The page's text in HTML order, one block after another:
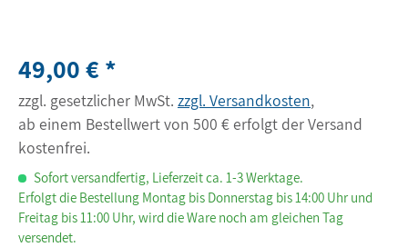
49,00 € *
zzgl. gesetzlicher MwSt. zzgl. Versandkosten,
ab einem Bestellwert von 500 € erfolgt der Versand
kostenfrei.
Sofort versandfertig, Lieferzeit ca. 1-3 Werktage.
Erfolgt die Bestellung Montag bis Donnerstag bis 14:00 Uhr und
Freitag bis 11:00 Uhr, wird die Ware noch am gleichen Tag
versendet.